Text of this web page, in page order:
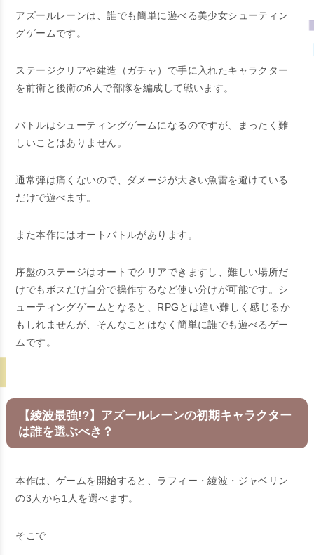
アズールレーンは、誰でも簡単に遊べる美少女シューティン
グゲームです。
ステージクリアや建造（ガチャ）で手に入れたキャラクター
を前衛と後衛の6人で部隊を編成して戦います。
バトルはシューティングゲームになるのですが、まったく難
しいことはありません。
通常弾は痛くないので、ダメージが大きい魚雷を避けている
だけで遊べます。
また本作にはオートバトルがあります。
序盤のステージはオートでクリアできますし、難しい場所だ
けでもボスだけ自分で操作するなど使い分けが可能です。シ
ューティングゲームとなると、RPGとは違い難しく感じるか
もしれませんが、そんなことはなく簡単に誰でも遊べるゲー
ムです。
【綾波最強!?】アズールレーンの初期キャラクター
は誰を選ぶべき？
本作は、ゲームを開始すると、ラフィー・綾波・ジャベリン
の3人から1人を選べます。
そこで